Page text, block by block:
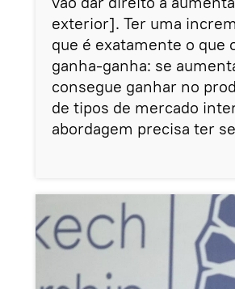
exterior]. Ter uma
que é exatamente o que
ganha-ganha: se
consegue ganhar no
de tipos de mercado
abordagem precisa ter